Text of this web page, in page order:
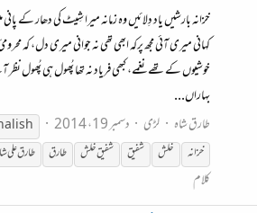
خزانہ بارشیں یاد دِلائیں وہ زمانہ میرا شِیٹ کی دھار کے
کہانی میری آئی مجھ پرکہ ابھی تھی نہ جوانی میری دل، کہ
خوشیوں کے تھے نغمے، کبھی فریاد نہ تھا پُھول ہی پُھول
بہاراں...
طارق شاہ
لڑی دسمبر 19، 2014
خزانہ
خلش شفیق شفیق خلش طارق طارقعلی
کلام